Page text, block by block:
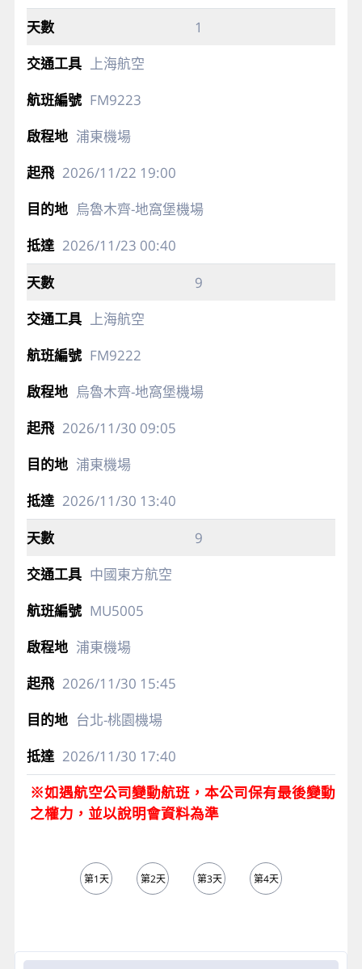
1
上海航空
FM9223
浦東機場
2026/11/22 19:00
烏魯木齊-地窩堡機場
2026/11/23 00:40
9
上海航空
FM9222
烏魯木齊-地窩堡機場
2026/11/30 09:05
浦東機場
2026/11/30 13:40
9
中國東方航空
MU5005
浦東機場
2026/11/30 15:45
台北-桃園機場
2026/11/30 17:40
※如遇航空公司變動航班，本公司保有最後變動
之權力，並以說明會資料為準
第1天 第2天 第3天 第4天